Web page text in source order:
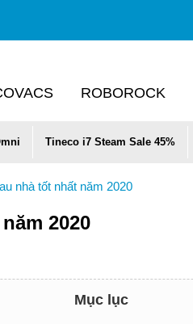
ROBOROCK
Tineco i7 Steam Sale 45%
nhà tốt nhất năm 2020
2020
Mục lục